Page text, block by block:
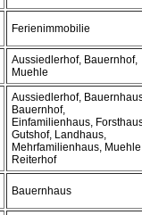
Ferienimmobilie
Aussiedlerhof, Bauernhof,
Muehle
Aussiedlerhof,
Bauernhof,
Einfamilienhaus,
Gutshof, Landhaus,
Mehrfamilienhaus,
Reiterhof
Bauernhaus